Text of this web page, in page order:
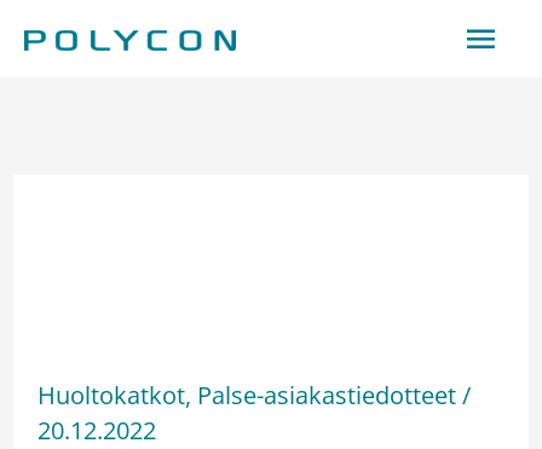
Huoltokatkot, Palse-asiakastiedotteet/
20.12.2022